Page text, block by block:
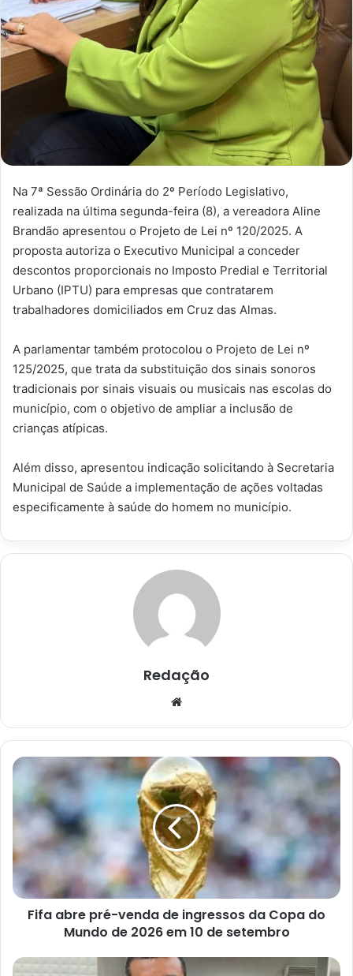
Na 7ª Sessão Ordinária do 2º Período Legislativo,
realizada na última segunda-feira (8), a vereadora Aline
Brandão apresentou o Projeto de Lei nº 120/2025. A
proposta autoriza o Executivo Municipal a conceder
descontos proporcionais no Imposto Predial e Territorial
Urbano (IPTU) para empresas que contratarem
trabalhadores domiciliados em Cruz das Almas.
A parlamentar também protocolou o Projeto de Lei nº
125/2025, que trata da substituição dos sinais sonoros
tradicionais por sinais visuais ou musicais nas escolas do
município, com o objetivo de ampliar a inclusão de
crianças atípicas.
Além disso, apresentou indicação solicitando à Secretaria
Municipal de Saúde a implementação de ações voltadas
especificamente à saúde do homem no município.
Redação
Fifa
pré-
venda
de
ingressos
da
Copa
do
Mundo
em
Fifa abre pré-venda de ingressos da Copa do
Mundo de 2026 em 10 de setembro
Cruz